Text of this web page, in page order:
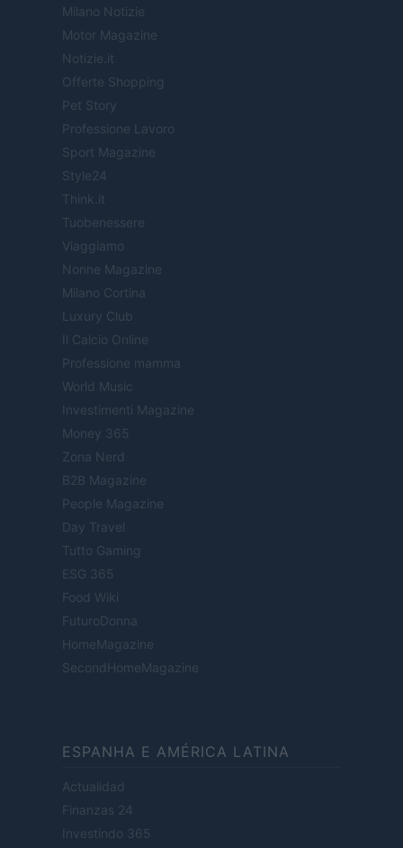
Milano Notizie
Motor Magazine
Notizie.it
Offerte Shopping
Pet Story
Professione Lavoro
Sport Magazine
Style24
Think.it
Tuobenessere
Viaggiamo
Nonne Magazine
Milano Cortina
Luxury Club
Il Calcio Online
Professione mamma
World Music
Investimenti Magazine
Money 365
Zona Nerd
B2B Magazine
People Magazine
Day Travel
Tutto Gaming
ESG 365
Food Wiki
FuturoDonna
HomeMagazine
SecondHomeMagazine
ESPANHA E AMÉRICA LATINA
Actualidad
Finanzas 24
Investindo 365